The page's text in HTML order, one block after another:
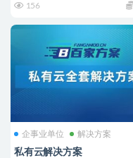
156
企事业单位 解决方案
私有云解决方案